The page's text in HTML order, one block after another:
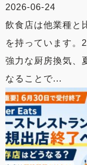
2026-06-24
飲食店は他業種と
を持っています。
強力な厨房換気
なることで...